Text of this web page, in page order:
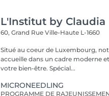
L'Institut by Claudia
60, Grand RueVille-Haute L-1660
Situé au coeur de Luxembourg,
accueille dans un cadre moderne
votre bien-être. Spécial...
MICRONEEDLING